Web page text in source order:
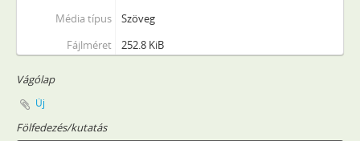
[Fond] 1404 - Győr gazdasági bizottságának jegyzőkönyvei, 1873–1885
[Fond] 1406 - Győr város Bisinger alapítványi bizottságának iratai, 1877–1898
[Fond] 1410 - Győr thj. város gazdasági hivatalának iratai, 1872–1924
Média típus
Szöveg
Fájlméret
252.8 KiB
Vágólap
Új
Fölfedezés/kutatás